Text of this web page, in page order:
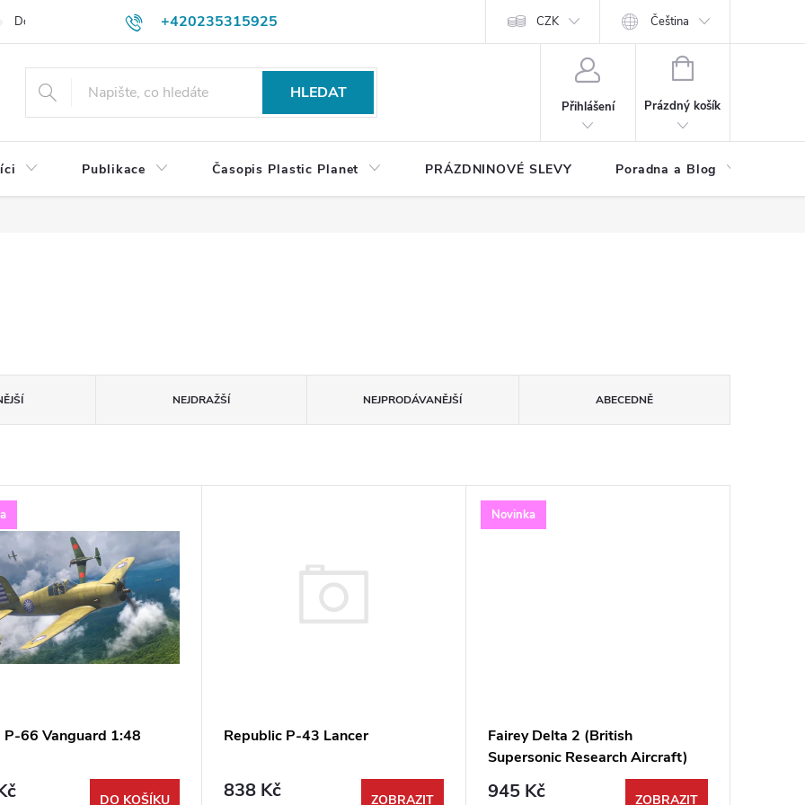
+420235315925
shop@plasticplanet.cz
Dodací a platební podmínky Podmínky vrácení peněz Hodnocení obchodu
CZK Čeština
HLEDAT
Přihlášení
NÁKUPNÍ
Prázdný košík
Publikace Časopis Plastic Planet PRÁZDNINOVÉ SLEVY Poradna a Blog
NEJDRAŽŠÍ NEJPRODÁVANĚJŠÍ ABECEDNĚ
P-66 Vanguard 1:48
DO KOŠÍKU
Republic P-43 Lancer
838 Kč ZOBRAZIT
Novinka
Fairey Delta 2 (British
Supersonic Research Aircraft)
945 Kč ZOBRAZIT